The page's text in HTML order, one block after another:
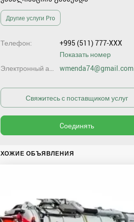
Другие услуги Pro
Телефон
+995 (511) 777-XXX
Показать номер
Электронный адрес
wmenda74@gmail.com
ОБЪЯВЛЕНИЯ